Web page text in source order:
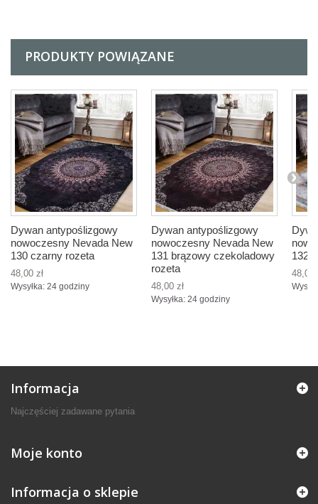
PRODUKTY POWIĄZANE
Dywan antypoślizgowy
nowoczesny Nevada New
130 czarny rozeta
48,00 zł
Wysyłka: 24 godziny
Dywan antypoślizgowy
nowoczesny Nevada New
131 brązowy czekoladowy
rozeta
48,00 zł
Wysyłka: 24 godziny
132
48,00
Informacja
Najczęściej zadawane pytania
Moje konto
Informacja o sklepie